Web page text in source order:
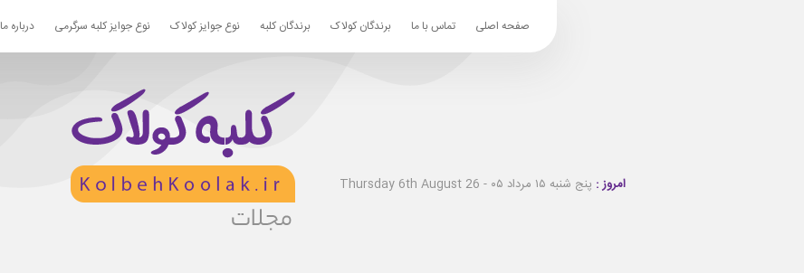
صفحه اصلی تماس با ما برندگان کولاک برندگان کلبه نوع جوایز کولاک نوع جوایز کلبه سرگرمی درباره ما
امروز : پنج شنبه ۱۵ مرداد ۰۵ - Thursday 6th August 26